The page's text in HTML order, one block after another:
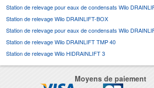
Station de relevage pour eaux de condensats Wilo
Station de relevage Wilo DRAINLIFT-BOX
Station de relevage pour eaux de condensats Wilo
Station de relevage Wilo DRAINLIFT TMP 40
Station de relevage Wilo HIDRAINLIFT 3
Moyens de paiement